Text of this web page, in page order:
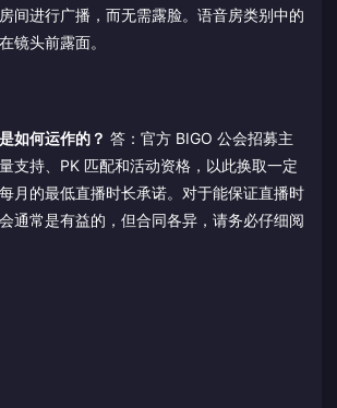
间进行广播，而无需露脸。语音房类别中的
镜头前露面。
如何运作的？ 答：官方 BIGO 公会招募主
支持、PK 匹配和活动资格，以此换取一定
月的最低直播时长承诺。对于能保证直播时
通常是有益的，但合同各异，请务必仔细阅